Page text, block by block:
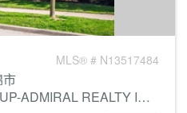
MLS® # N13517484
市
经纪公司: SUTTON GROUP-ADMIRAL REALTY INC.